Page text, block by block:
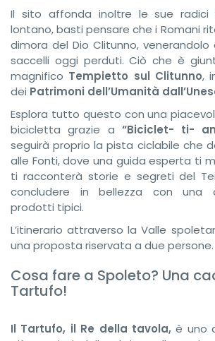
Il sito affonda inoltre le sue radici
lontano, basti pensare che i Romani
dimora del Dio Clitunno,
saccelli oggi perduti. Ciò che è
magnifico Tempietto sul Clitunno,
dei Patrimoni dell’Umanità
Esplora tutto questo con una
bicicletta grazie a “Biciclet- ti-
seguirà proprio la pista ciclabile che
alle Fonti, dove una guida esperta ti
ti racconterà storie e segreti del
concludere in bellezza con una
prodotti tipici.
L’itinerario attraverso la Valle
una proposta riservata a due persone.
Cosa fare a Spoleto? Una
Tartufo!
Il Tartufo, il Re della tavola, è uno